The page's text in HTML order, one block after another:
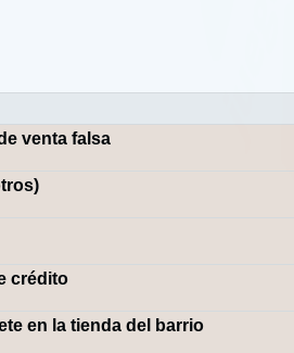
venta falsa
crédito
en la tienda del barrio